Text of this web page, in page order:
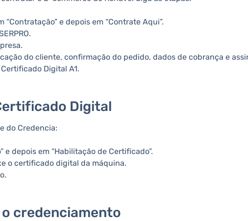
e depois em “Contrate Aqui”.
do cliente, confirmação do pedido, dados de cobrança e
Digital A1.
Digital
do Credencia:
e depois em “Habilitação de Certificado”.
o certificado digital da máquina.
credenciamento